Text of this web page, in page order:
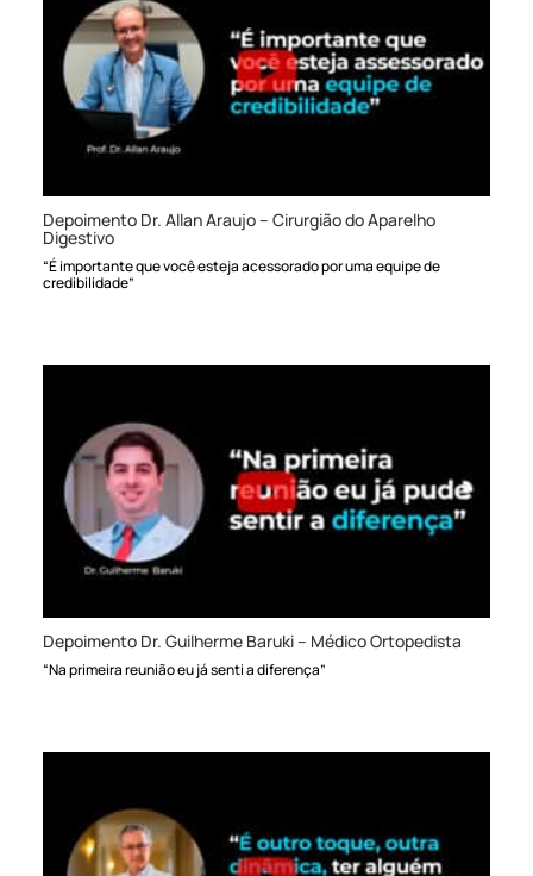
Depoimento Dr. Allan Araujo – Cirurgião do Aparelho
Digestivo
“É importante que você esteja acessorado por uma equipe de
credibilidade”
Depoimento Dr. Guilherme Baruki – Médico Ortopedista
“Na primeira reunião eu já senti a diferença”